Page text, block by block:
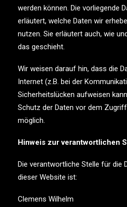
werden können. Die vorliegende
erläutert, welche Daten wir
nutzen. Sie erläutert auch, wie
das geschieht.
Wir weisen darauf hin, dass die
Internet (z.B. bei der
Sicherheitslücken aufweisen
Schutz der Daten vor dem
möglich.
Hinweis zur verantwortlichen
Die verantwortliche Stelle für die
dieser Website ist:
Clemens Wilhelm